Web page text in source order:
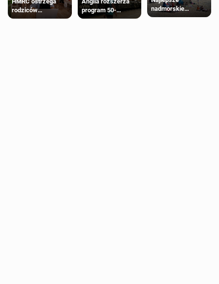
rodziców
pobierających Child
program 50-
procentowych
nadmorskie
miasteczko blisko